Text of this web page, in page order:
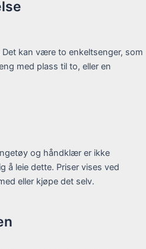
kan være to enkeltsenger, som
med plass til to, eller en
og håndklær er ikke
å leie dette. Priser vises ved
eller kjøpe det selv.